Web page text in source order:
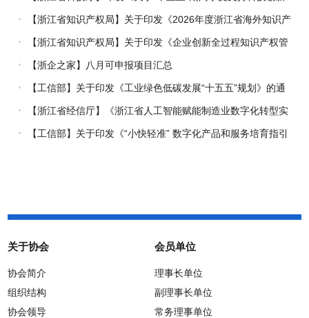
进口税收优惠政策的科研机构名单核定的实施办法》的通知
【浙江省知识产权局】关于印发《2026年度浙江省海外知识产
权风险统一基础性保障保险实施方案》的通知
【浙江省知识产权局】关于印发《企业创新全过程知识产权管
理指引》的通知
【浙企之家】八月可申报项目汇总
【工信部】关于印发《工业绿色低碳发展“十五五”规划》的通
知
【浙江省经信厅】《浙江省人工智能赋能制造业数字化转型实
施方案（2026-2030年）》印发
【工信部】关于印发《“小快轻准” 数字化产品和服务培育指引
关于协会
协会简介
组织结构
协会领导
会员单位
理事长单位
副理事长单位
常务理事单位